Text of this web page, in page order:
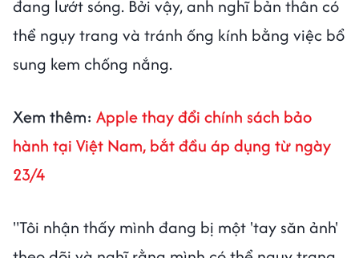
đang lướt sóng. Bởi vậy, anh nghĩ bản thân có
thể ngụy trang và tránh ống kính bằng việc bổ
sung kem chống nắng.
Xem thêm: Apple thay đổi chính sách bảo
hành tại Việt Nam, bắt đầu áp dụng từ ngày
23/4
"Tôi nhận thấy mình đang bị một 'tay săn ảnh'